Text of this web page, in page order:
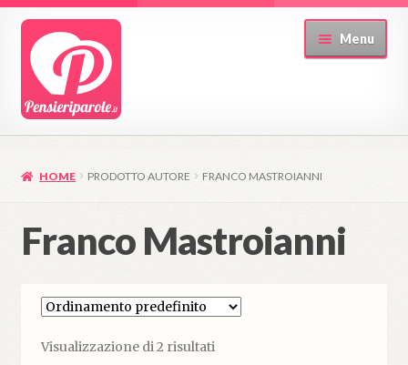
Vai
alla
navigazione
Vai
al
contenuto
Menu
HOME PRODOTTO AUTORE FRANCO MASTROIANNI
Franco Mastroianni
Visualizzazione di 2 risultati